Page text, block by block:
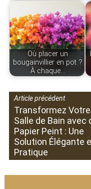
Où placer un
bougainvillier en pot ?
À chaque…
Article précédent
Transformez Votre
Salle de Bain avec
Papier Peint : Une
Solution Élégante
Pratique